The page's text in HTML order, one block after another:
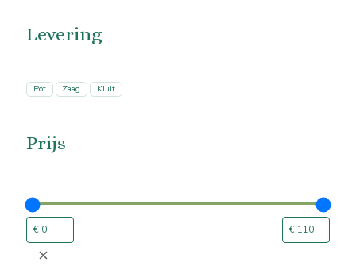
Levering
Levering
Pot Zaag Kluit
Prijs
Filter